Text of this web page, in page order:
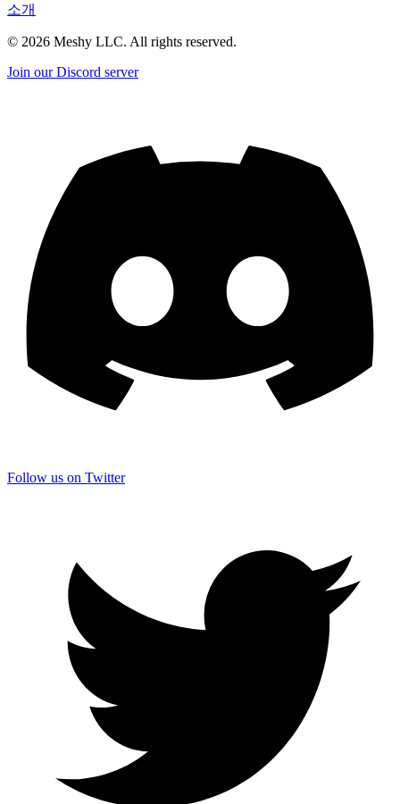
소개
© 2026 Meshy LLC. All rights reserved.
Join our Discord server
Follow us on Twitter